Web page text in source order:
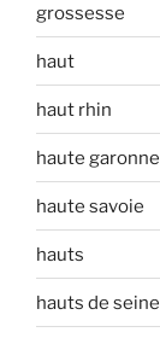
grossesse
haut
haut rhin
haute garonne
haute savoie
hauts
hauts de seine